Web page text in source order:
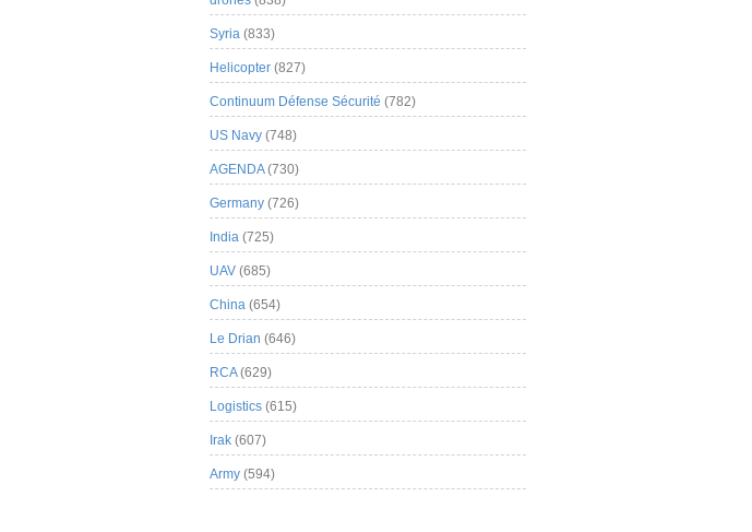
Syria (833)
Helicopter (827)
Continuum Défense Sécurité (782)
US Navy (748)
AGENDA(730)
Germany (726)
India (725)
UAV (685)
China (654)
Le Drian (646)
RCA(629)
Logistics (615)
Irak (607)
Army (594)